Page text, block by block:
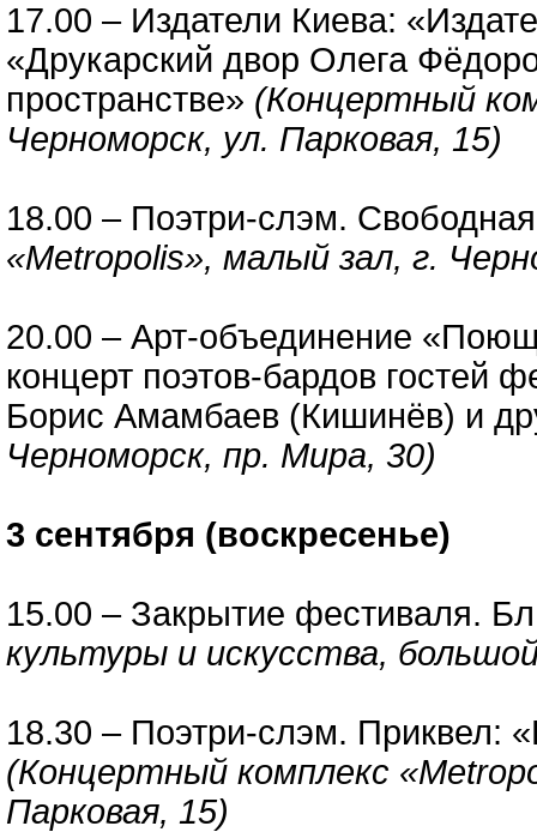
17.00 – Издатели Киева:
«Друкарский двор Олега
пространстве» (Концертный
Черноморск, ул. Парковая, 15)
18.00 – Поэтри-слэм.
«Metropolis», малый зал, г.
20.00 – Арт-объединение
концерт поэтов-бардов гостей
Борис Амамбаев (Кишинёв) и
Черноморск, пр. Мира, 30)
3 сентября (воскресенье)
15.00 – Закрытие фестиваля.
культуры и искусства,
18.30 – Поэтри-слэм. Приквел:
(Концертный комплекс
Парковая, 15)